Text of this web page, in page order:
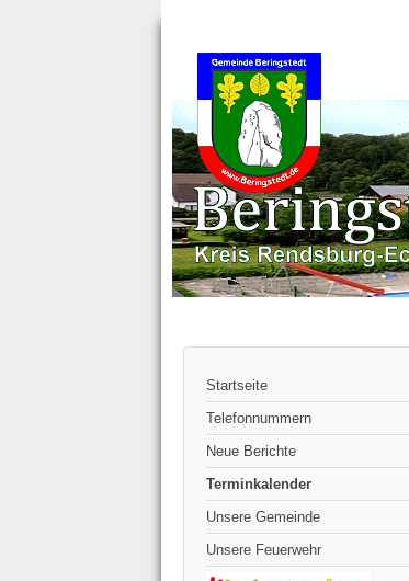
Startseite
Telefonnummern
Neue Berichte
Terminkalender
Unsere Gemeinde
Unsere Feuerwehr